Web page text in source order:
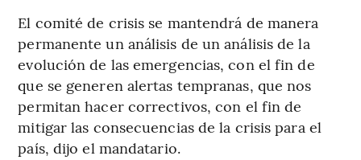
El comité de crisis se mantendrá de manera
permanente un análisis de un análisis de la
evolución de las emergencias, con el fin de
que se generen alertas tempranas, que nos
permitan hacer correctivos, con el fin de
mitigar las consecuencias de la crisis para el
país, dijo el mandatario.